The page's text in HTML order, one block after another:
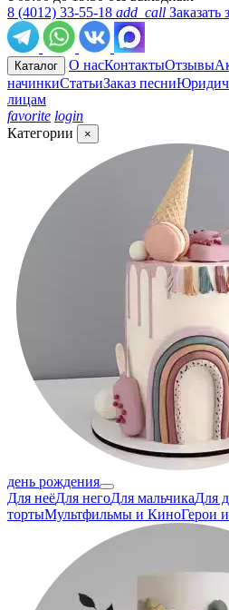
8 (4012) 33-55-18 add_call Заказать
Каталог О насКонтактыОтзывы
начинкиСтатьиЗаказ песни
лицам
favorite login
Категории
×
день рождения
Для неёДля негоДля мальчикаДля
тортыМультфильмы и КиноГерои